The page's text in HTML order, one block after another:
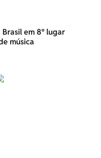
em 8º lugar
música